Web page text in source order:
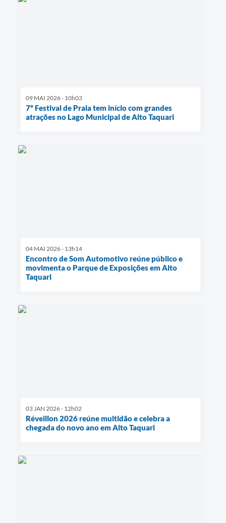
09 MAI 2026 - 10h03
7º Festival de Praia tem início com grandes
atrações no Lago Municipal de Alto Taquari
04 MAI 2026 - 13h14
Encontro de Som Automotivo reúne público e
movimenta o Parque de Exposições em Alto
Taquari
03 JAN 2026 - 12h02
Réveillon 2026 reúne multidão e celebra a
chegada do novo ano em Alto Taquari